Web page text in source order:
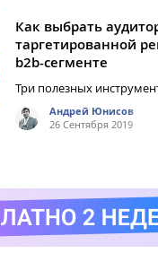
Как выбрать
таргетированной
b2b-сегменте
Три полезных
Андрей Юнисов
26 Сентября 2019